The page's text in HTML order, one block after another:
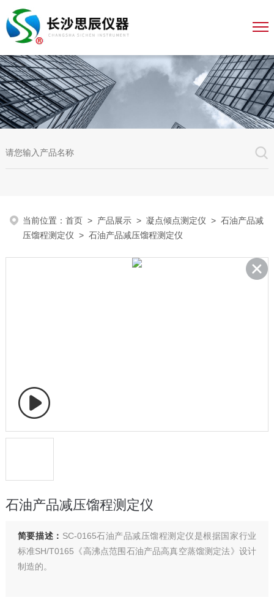
当前位置：首页 > 产品展示 >凝点倾点测定仪 >石油产品减
压馏程测定仪 > 石油产品减压馏程测定仪
石油产品减压馏程测定仪
简要描述： SC-0165石油产品减压馏程测定仪是根据国家行业
标准SH/T0165《高沸点范围石油产品高真空蒸馏测定法》设计
制造的。